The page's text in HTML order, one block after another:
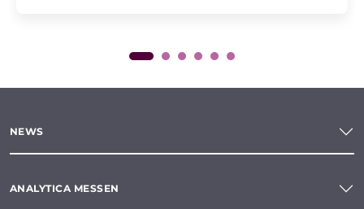
NEWS
ANALYTICA MESSEN